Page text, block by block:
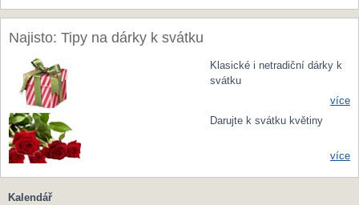
Najisto: Tipy na dárky k svátku
Klasické i netradiční dárky k
svátku
více
Darujte k svátku květiny
více
Kalendář